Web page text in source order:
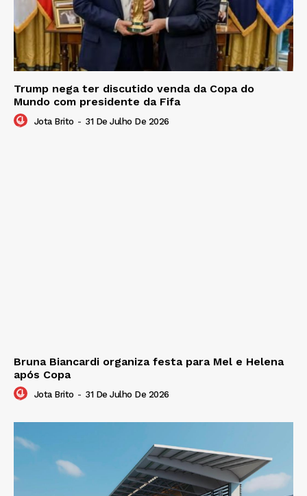
Trump nega ter discutido venda da Copa do
Mundo com presidente da Fifa
Jota Brito - 31 De Julho De 2026
Bruna Biancardi organiza festa para Mel e Helena
após Copa
Jota Brito - 31 De Julho De 2026